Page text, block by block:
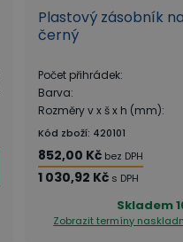
Plastový zásobník
černý
Počet přihrádek:
Barva:
Rozměry v x š x h (mm):
Kód zboží: 420101
852,00 Kč bez DPH
1 030,92 Kč s DPH
Skladem
Zobrazit termíny